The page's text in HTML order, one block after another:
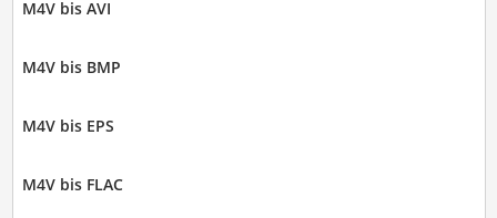
M4V bis AVI
M4V bis BMP
M4V bis EPS
M4V bis FLAC